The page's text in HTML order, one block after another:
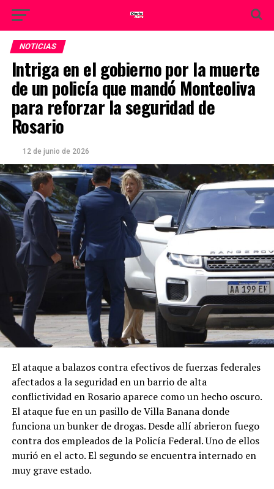
NOTICIAS
Intriga en el gobierno por la muerte
de un policía que mandó Monteoliva
para reforzar la seguridad de
Rosario
12 de junio de 2026
El ataque a balazos contra efectivos de fuerzas federales
afectados a la seguridad en un barrio de alta
conflictividad en Rosario aparece como un hecho oscuro.
El ataque fue en un pasillo de Villa Banana donde
funciona un bunker de drogas. Desde allí abrieron fuego
contra dos empleados de la Policía Federal. Uno de ellos
murió en el acto. El segundo se encuentra internado en
muy grave estado.